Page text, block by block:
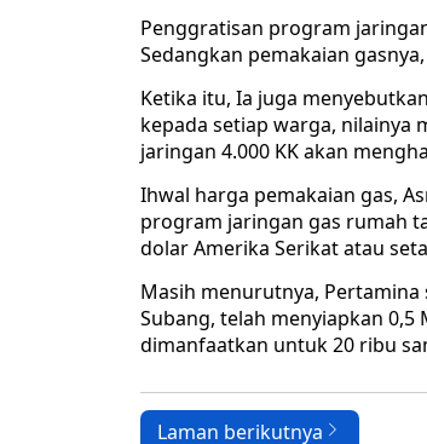
Penggratisan program
Sedangkan pemakaian
Ketika itu, Ia juga
kepada setiap warga, nilainya
jaringan 4.000 KK akan
Ihwal harga pemakaian gas,
program jaringan gas rumah
dolar Amerika Serikat atau
Masih menurutnya,
Subang, telah menyiapkan 0,5
dimanfaatkan untuk 20 ribu
Laman berikutnya